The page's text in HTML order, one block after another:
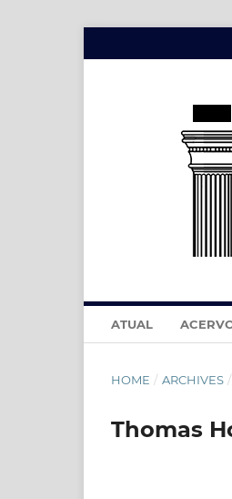
ATUAL
HOME / ARCHIVES /
Thomas